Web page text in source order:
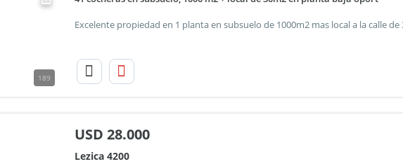
189
USD 28.000
Lezica 4200